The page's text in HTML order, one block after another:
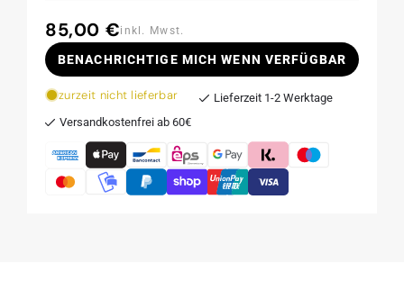
Normaler
Preis
85,00 €inkl. Mwst.
BENACHRICHTIGE MICH WENN VERFÜGBAR
zurzeit nicht lieferbar
Lieferzeit 1-2 Werktage
Versandkostenfrei ab 60€